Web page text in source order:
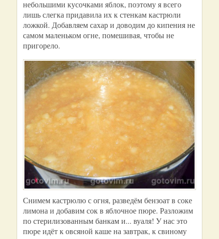
небольшими кусочками яблок, поэтому я всего
лишь слегка придавила их к стенкам кастрюли
ложкой. Добавляем сахар и доводим до кипения не
самом маленьком огне, помешивая, чтобы не
пригорело.
Снимем кастрюлю с огня, разведём бензоат в соке
лимона и добавим сок в яблочное пюре. Разложим
по стерилизованным банкам и... вуаля! У нас это
пюре идёт к овсяной каше на завтрак, к свиному